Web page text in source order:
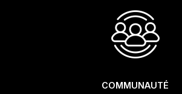
COMMUNAUTÉ